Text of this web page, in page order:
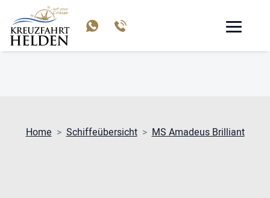
Home Schiffeübersicht MS Amadeus Brilliant